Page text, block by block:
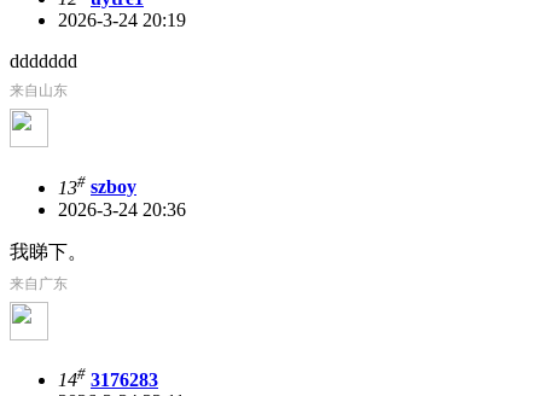
2026-3-24 20:19
ddddddd
来自山东
13# szboy
2026-3-24 20:36
我睇下。
来自广东
14# 3176283